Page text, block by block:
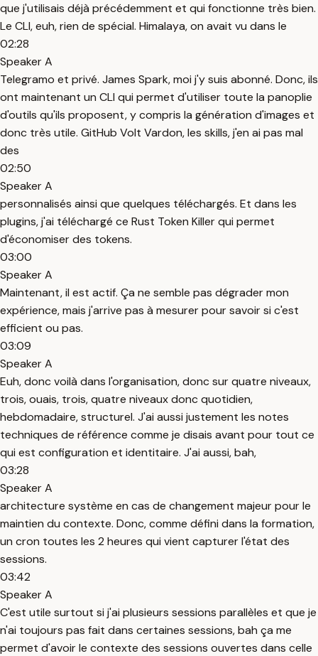
que j'utilisais déjà précédemment et qui fonctionne très bien.
Le CLI, euh, rien de spécial. Himalaya, on avait vu dans le
02:28
Speaker A
Telegramo et privé. James Spark, moi j'y suis abonné. Donc, ils
ont maintenant un CLI qui permet d'utiliser toute la panoplie
d'outils qu'ils proposent, y compris la génération d'images et
donc très utile. GitHub Volt Vardon, les skills, j'en ai pas mal
des
02:50
Speaker A
personnalisés ainsi que quelques téléchargés. Et dans les
plugins, j'ai téléchargé ce Rust Token Killer qui permet
d'économiser des tokens.
03:00
Speaker A
Maintenant, il est actif. Ça ne semble pas dégrader mon
expérience, mais j'arrive pas à mesurer pour savoir si c'est
efficient ou pas.
03:09
Speaker A
Euh, donc voilà dans l'organisation, donc sur quatre niveaux,
trois, ouais, trois, quatre niveaux donc quotidien,
hebdomadaire, structurel. J'ai aussi justement les notes
techniques de référence comme je disais avant pour tout ce
qui est configuration et identitaire. J'ai aussi, bah,
03:28
Speaker A
architecture système en cas de changement majeur pour le
maintien du contexte. Donc, comme défini dans la formation,
un cron toutes les 2 heures qui vient capturer l'état des
sessions.
03:42
Speaker A
C'est utile surtout si j'ai plusieurs sessions parallèles et que je
n'ai toujours pas fait dans certaines sessions, bah ça me
permet d'avoir le contexte des sessions ouvertes dans celle